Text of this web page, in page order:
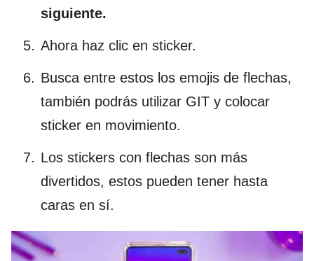
siguiente.
Ahora haz clic en sticker.
Busca entre estos los emojis de flechas,
también podrás utilizar GIT y colocar
sticker en movimiento.
Los stickers con flechas son más
divertidos, estos pueden tener hasta
caras en sí.